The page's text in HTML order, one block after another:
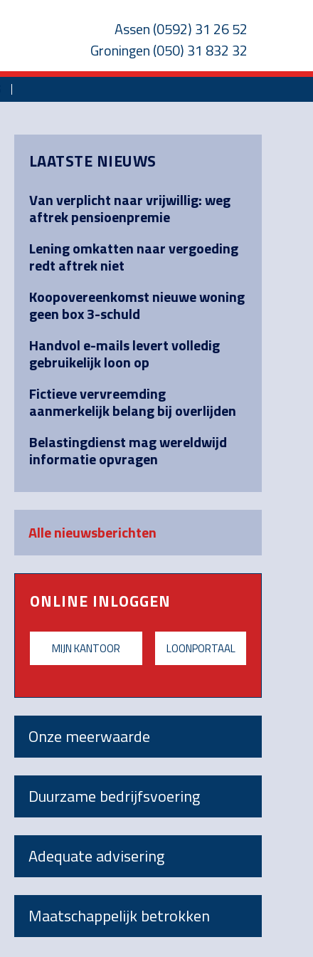
Assen(0592) 31 26 52
Groningen(050) 31 832 32
Sidebar
LAATSTE NIEUWS
Van verplicht naar vrijwillig: weg
aftrek pensioenpremie
Lening omkatten naar vergoeding
redt aftrek niet
Koopovereenkomst nieuwe woning
geen box 3-schuld
Handvol e-mails levert volledig
gebruikelijk loon op
Fictieve vervreemding
aanmerkelijk belang bij overlijden
Belastingdienst mag wereldwijd
informatie opvragen
Alle nieuwsberichten
ONLINE INLOGGEN
MIJN KANTOOR LOONPORTAAL
Onze meerwaarde
Duurzame bedrijfsvoering
Adequate advisering
Maatschappelijk betrokken